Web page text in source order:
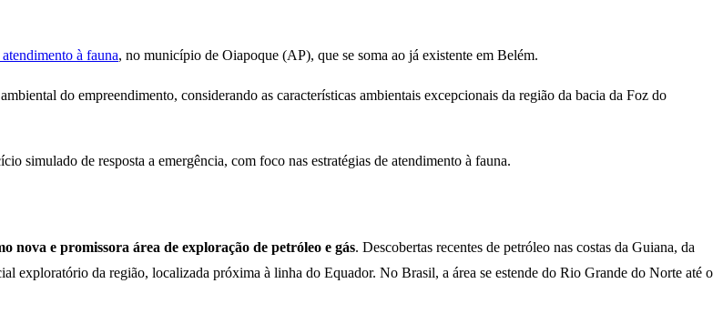
à fauna, no município de Oiapoque (AP), que se soma ao já existente em Belém.
do empreendimento, considerando as características ambientais excepcionais da região da bacia da Foz do
simulado de resposta a emergência, com foco nas estratégias de atendimento à fauna.
nova e promissora área de exploração de petróleo e gás. Descobertas recentes de petróleo nas costas da Guiana, da
exploratório da região, localizada próxima à linha do Equador. No Brasil, a área se estende do Rio Grande do Norte até o